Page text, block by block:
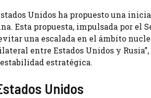
Unidos ha propuesto una
Esta propuesta, impulsada por el
una escalada en el ámbito
entre Estados Unidos y
estratégica.
Unidos